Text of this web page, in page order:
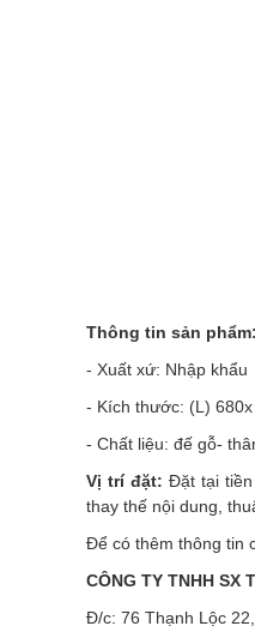
Thông tin sản phẩm:
- Xuất xứ: Nhập khẩu
- Kích thước: (L)
- Chất liệu: đế gỗ-
Vị trí đặt: Đặt tại tiền
thay thế nội dung,
Để có thêm thông tin
CÔNG TY TNHH SX
Đ/c: 76 Thạnh Lộc